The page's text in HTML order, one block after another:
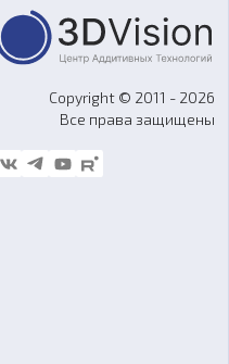
литья
Copyright © 2011 - 2026
Все права защищены